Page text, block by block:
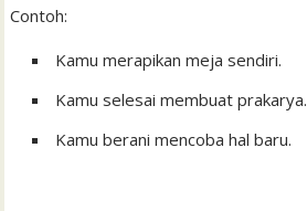
Contoh:
Kamu merapikan meja sendiri.
Kamu selesai membuat prakarya.
Kamu berani mencoba hal baru.